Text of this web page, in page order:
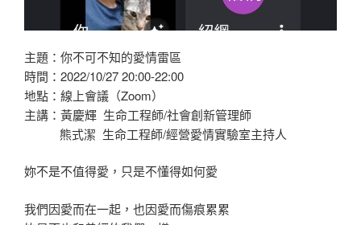
主題：你不可不知的愛情雷區
時間：2022/10/27 20:00-22:00
地點：線上會議（Zoom）
主講：黃慶輝 生命工程師/社會創新管理師
熊式潔 生命工程師/經營愛情實驗室主持人
妳不是不值得愛，只是不懂得如何愛
我們因愛而在一起，也因愛而傷痕累累